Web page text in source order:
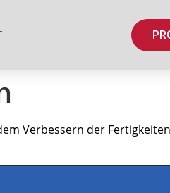
Verbessern der